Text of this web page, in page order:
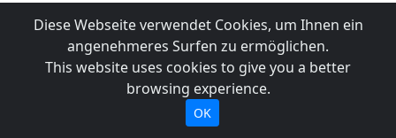
Diese Webseite verwendet Cookies, um Ihnen ein
angenehmeres Surfen zu ermöglichen.
This website uses cookies to give you a better
browsing experience.
OK